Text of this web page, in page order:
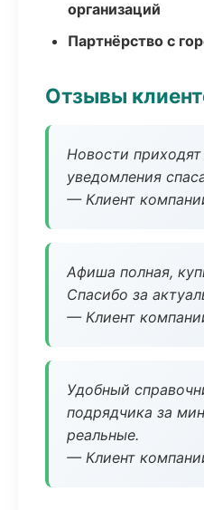
организаций
Партнёрство с
Отзывы
Новости
уведомления
— Клиент
Афиша полная,
Спасибо за
— Клиент
Удобный
подрядчика за
реальные.
— Клиент